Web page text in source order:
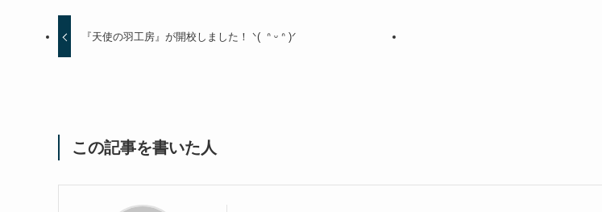
『天使の羽工房』が開校しました！ ᐠ( ᐢ ᵕ ᐢ )ᐟ
この記事を書いた人